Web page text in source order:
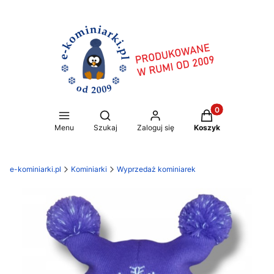
Menu
Otwórz wyszukiwarkę
Szukaj Zaloguj się
Produkty w
Koszyk
e-kominiarki.pl Kominiarki Wyprzedaż kominiarek